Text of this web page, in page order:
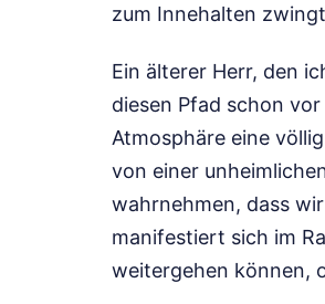
zum Innehalten
Ein älterer Herr, den
diesen Pfad schon
Atmosphäre eine
von einer
wahrnehmen, dass
manifestiert sich im
weitergehen können,